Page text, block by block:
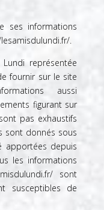
ses informations
.
représentée
fournir sur le site
aussi
figurant sur
pas exhaustifs
sont donnés sous
apportées depuis
les informations
sont
susceptibles de